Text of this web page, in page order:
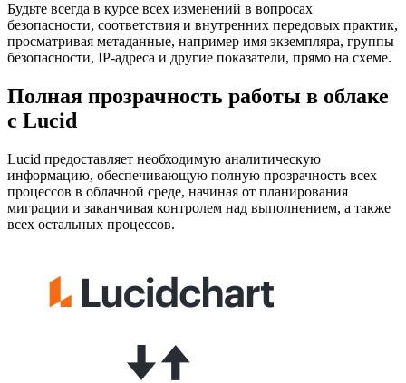
Будьте всегда в курсе всех изменений в вопросах
безопасности, соответствия и внутренних передовых практик,
просматривая метаданные, например имя экземпляра, группы
безопасности, IP-адреса и другие показатели, прямо на схеме.
Полная прозрачность работы в облаке
с Lucid
Lucid предоставляет необходимую аналитическую
информацию, обеспечивающую полную прозрачность всех
процессов в облачной среде, начиная от планирования
миграции и заканчивая контролем над выполнением, а также
всех остальных процессов.